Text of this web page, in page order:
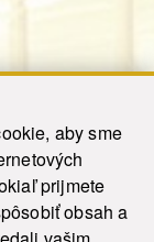
aby sme
prijmete
obsah a